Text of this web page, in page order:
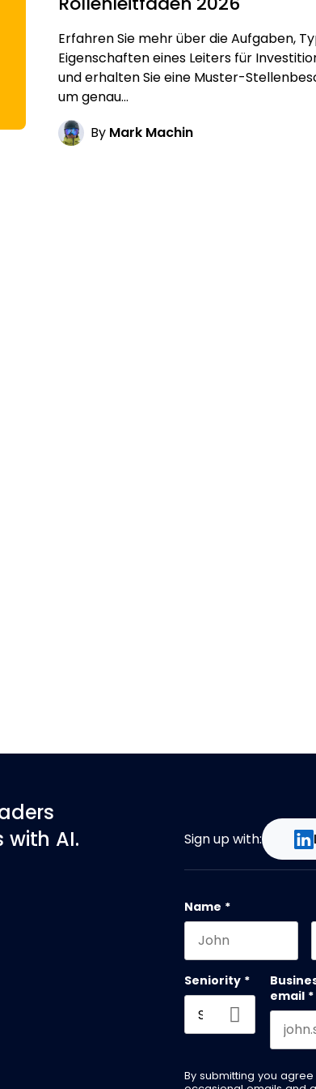
Erfahren Sie mehr über die Aufgaben,
Eigenschaften eines Leiters für
und erhalten Sie eine Muster-
um genau…
By Mark Machin
AI.
Sign up with:
Name *
Seniority *
email *
By submitting you